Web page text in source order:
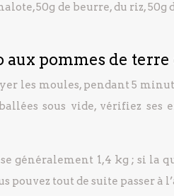
50g de beurre, du riz,
pommes de terre
les moules, pendant 5
sous vide, vérifiez
généralement 1,4 kg ; si la
pouvez tout de suite passer à